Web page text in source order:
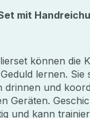
mit
können die
lernen. Sie
drinnen und
Geräten.
und kann